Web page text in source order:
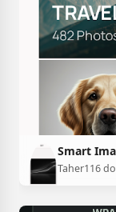
Smart
Taher116